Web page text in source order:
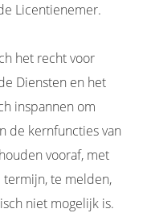
Licentienemer.
het recht voor
Diensten en het
inspannen om
de kernfuncties van
vooraf, met
te melden,
niet mogelijk is.